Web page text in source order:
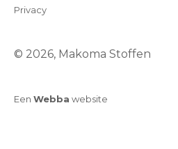
© 2026, Makoma Stoffen
Privacy
Een Webba website